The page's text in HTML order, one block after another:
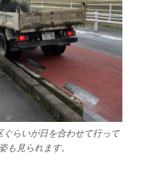
らいが日を合わせて行って
も見られます。